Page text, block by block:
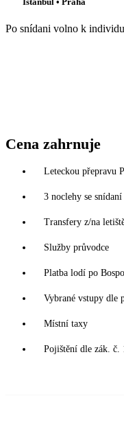
Po snídani volno k
Cena zahrnuje
Leteckou přepravu
3 noclehy se
Transfery z/na
Služby průvodce
Platba lodí po
Vybrané vstupy dle
Místní taxy
Pojištění dle zák. č.